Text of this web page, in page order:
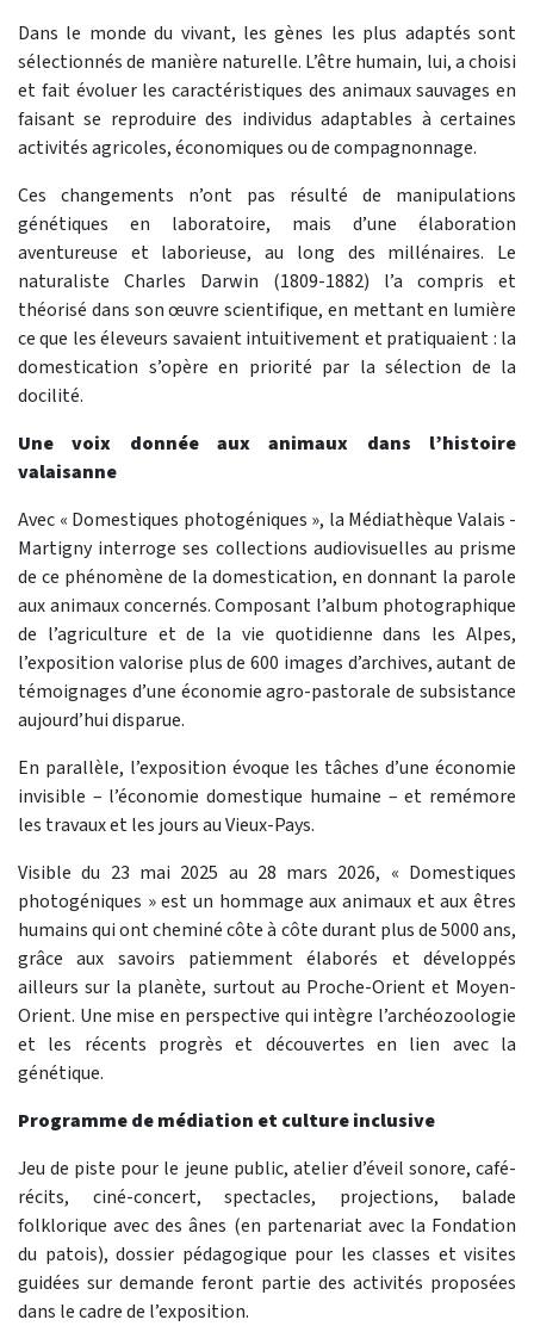
Dans le monde du vivant, les gènes les plus adaptés sont
sélectionnés de manière naturelle. L’être humain, lui, a choisi
et fait évoluer les caractéristiques des animaux sauvages en
faisant se reproduire des individus adaptables à certaines
activités agricoles, économiques ou de compagnonnage.
Ces changements n’ont pas résulté de manipulations
génétiques en laboratoire, mais d’une élaboration
aventureuse et laborieuse, au long des millénaires. Le
naturaliste Charles Darwin (1809-1882) l’a compris et
théorisé dans son œuvre scientifique, en mettant en lumière
ce que les éleveurs savaient intuitivement et pratiquaient : la
domestication s’opère en priorité par la sélection de la
docilité.
Une voix donnée aux animaux dans l’histoire
valaisanne
Avec « Domestiques photogéniques », la Médiathèque Valais -
Martigny interroge ses collections audiovisuelles au prisme
de ce phénomène de la domestication, en donnant la parole
aux animaux concernés. Composant l’album photographique
de l’agriculture et de la vie quotidienne dans les Alpes,
l’exposition valorise plus de 600 images d’archives, autant de
témoignages d’une économie agro-pastorale de subsistance
aujourd’hui disparue.
En parallèle, l’exposition évoque les tâches d’une économie
invisible – l’économie domestique humaine – et remémore
les travaux et les jours au Vieux-Pays.
Visible du 23 mai 2025 au 28 mars 2026, « Domestiques
photogéniques » est un hommage aux animaux et aux êtres
humains qui ont cheminé côte à côte durant plus de 5000 ans,
grâce aux savoirs patiemment élaborés et développés
ailleurs sur la planète, surtout au Proche-Orient et Moyen-
Orient. Une mise en perspective qui intègre l’archéozoologie
et les récents progrès et découvertes en lien avec la
génétique.
Programme de médiation et culture inclusive
Jeu de piste pour le jeune public, atelier d’éveil sonore, café-
récits, ciné-concert, spectacles, projections, balade
folklorique avec des ânes (en partenariat avec la Fondation
du patois), dossier pédagogique pour les classes et visites
guidées sur demande feront partie des activités proposées
dans le cadre de l’exposition.